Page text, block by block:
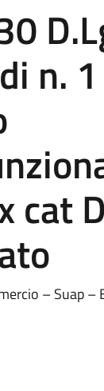
n. 1
cat
– Suap –